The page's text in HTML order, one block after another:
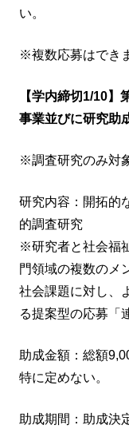
い。
※複数応募はでき
【学内締切1/10
事業並びに研究助
※調査研究のみ対
研究内容：開拓的
的調査研究
※研究者と社会福
門領域の複数のメ
社会課題に対し、
る提案型の応募「
助成金額：総額
特に定めない。
助成期間：助成決